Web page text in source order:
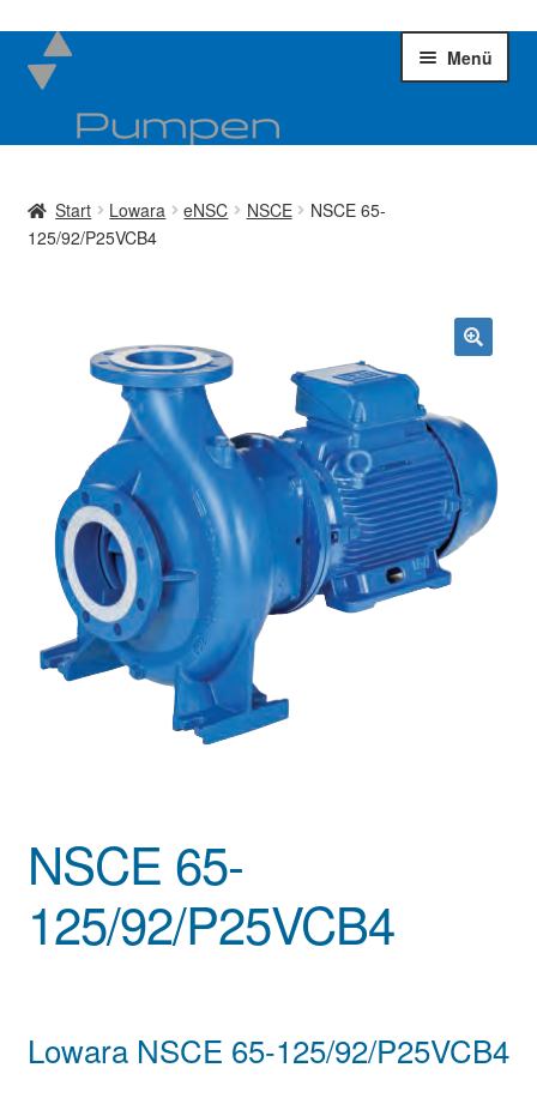
Zur
Navigation
Zum
Inhalt
Menü
Impellerpumpen
Start Lowara eNSC NSCE
NSCE 65-
125/92/P25VCB4
NSCE 65-
125/92/P25VCB4
Lowara NSCE 65-125/92/P25VCB4